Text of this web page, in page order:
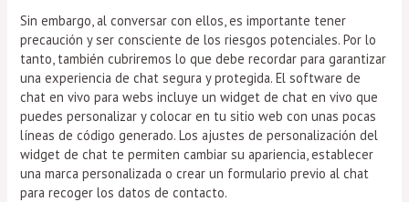
Sin embargo, al conversar con ellos, es importante tener
precaución y ser consciente de los riesgos potenciales. Por lo
tanto, también cubriremos lo que debe recordar para garantizar
una experiencia de chat segura y protegida. El software de
chat en vivo para webs incluye un widget de chat en vivo que
puedes personalizar y colocar en tu sitio web con unas pocas
líneas de código generado. Los ajustes de personalización del
widget de chat te permiten cambiar su apariencia, establecer
una marca personalizada o crear un formulario previo al chat
para recoger los datos de contacto.